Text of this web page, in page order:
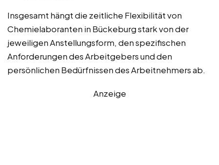
Insgesamt hängt die zeitliche Flexibilität von
Chemielaboranten in Bückeburg stark von der
jeweiligen Anstellungsform, den spezifischen
Anforderungen des Arbeitgebers und den
persönlichen Bedürfnissen des Arbeitnehmers ab.
Anzeige